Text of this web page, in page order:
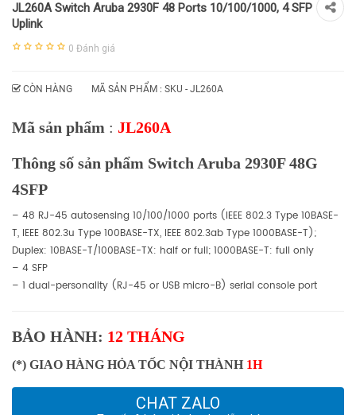
JL260A Switch Aruba 2930F 48 Ports 10/100/1000, 4 SFP
Uplink
0 Đánh giá
CÒN HÀNG MÃ SẢN PHẨM : SKU - JL260A
Mã sản phẩm : JL260A
Thông số sản phẩm Switch Aruba 2930F 48G
4SFP
– 48 RJ-45 autosensing 10/100/1000 ports (IEEE 802.3 Type 10BASE-
T, IEEE 802.3u Type 100BASE-TX, IEEE 802.3ab Type 1000BASE-T);
Duplex: 10BASE-T/100BASE-TX: half or full; 1000BASE-T: full only
– 4 SFP
– 1 dual-personality (RJ-45 or USB micro-B) serial console port
BẢO HÀNH: 12 THÁNG
(*) GIAO HÀNG HỎA TỐC NỘI THÀNH 1H
CHAT ZALO